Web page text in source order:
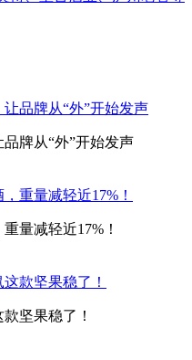
牌从“外”开始发声
量减轻近17%！
坚果稳了！